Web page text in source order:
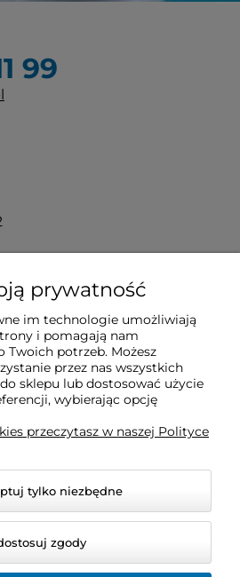
99
prywatność
im technologie umożliwiają
i pomagają nam
Twoich potrzeb. Możesz
przez nas wszystkich
sklepu lub dostosować użycie
wybierając opcję
przeczytasz w naszej Polityce
tylko niezbędne
zgody